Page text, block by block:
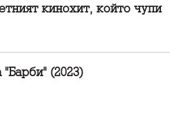
кинохит, който чупи
(2023)